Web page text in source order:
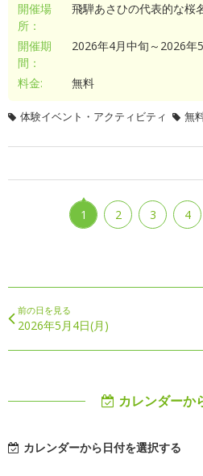
開催場
所：
飛騨あさひの代表的な桜
開催期
間：
2026年4月中旬～2026年
料金: 無料
体験イベント・アクティビティ 無
1 2 3 4
前の日を見る
2026年5月4日(月)
カレンダーか
カレンダーから日付を選択する